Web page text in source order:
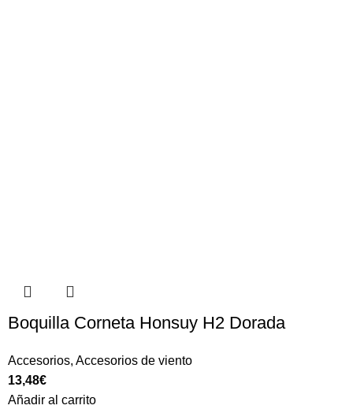
Boquilla Corneta Honsuy H2 Dorada
Accesorios,Accesorios de viento
13,48€
Añadir al carrito